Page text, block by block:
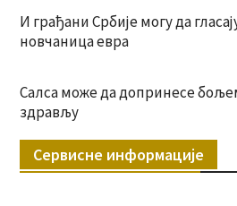
И грађани Србије могу да
новчаница евра
Салса може да допринесе
здрављу
Сервисне информације